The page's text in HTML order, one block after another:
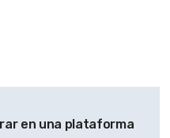
en una plataforma